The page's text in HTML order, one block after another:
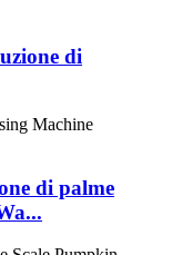
di
di palme